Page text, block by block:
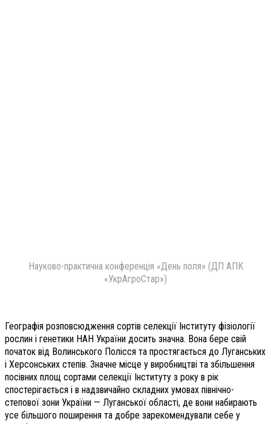
Науково-практична конференція «День поля» (ДП АПК
«УкрАгроСтар»)
Географія розповсюдження сортів селекції Інституту фізіології
рослин і генетики НАН України досить значна. Вона бере свій
початок від Волинського Полісся та простягається до Луганських
і Херсонських степів. Значне місце у виробництві та збільшення
посівних площ сортами селекції Інституту з року в рік
спостерігається і в надзвичайно складних умовах північно-
степової зони України — Луганської області, де вони набирають
усе більшого поширення та добре зарекомендували себе у